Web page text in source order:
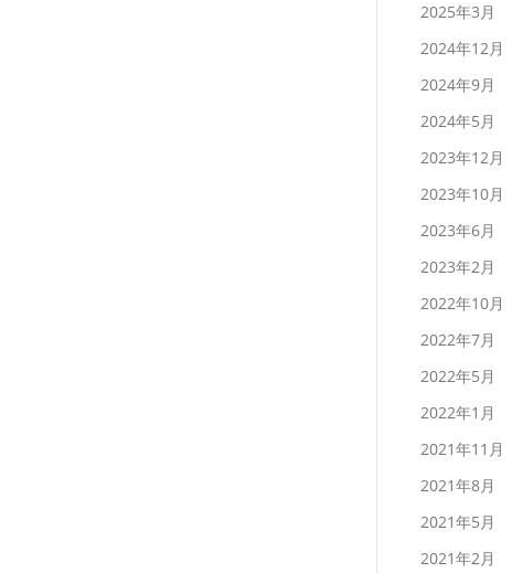
2025年3月
2024年12月
2024年9月
2024年5月
2023年12月
2023年10月
2023年6月
2023年2月
2022年10月
2022年7月
2022年5月
2022年1月
2021年11月
2021年8月
2021年5月
2021年2月